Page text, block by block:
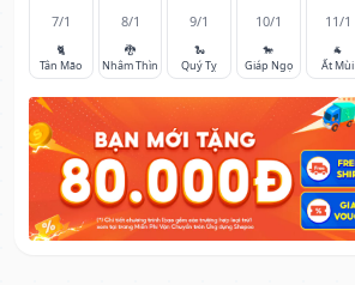
7/1
🐈
Tân Mão
8/1
🐉
Nhâm Thìn
9/1
🐍
Quý Tỵ
10/1
🐎
Giáp Ngọ
11/1
🐐
Ất Mùi